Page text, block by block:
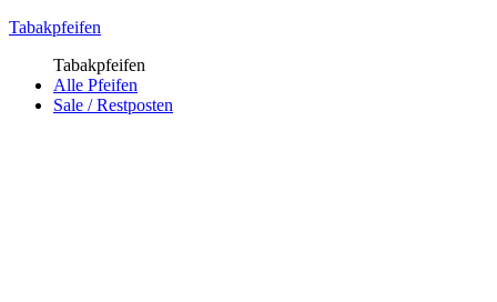
Tabakpfeifen
Tabakpfeifen
Alle Pfeifen
Sale / Restposten